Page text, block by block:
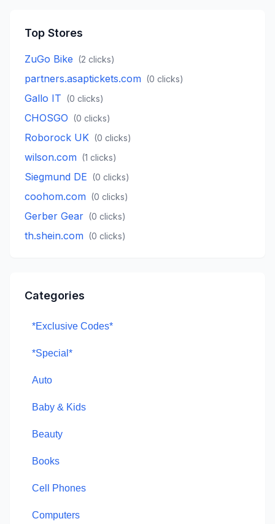
Top Stores
ZuGo Bike (2 clicks)
partners.asaptickets.com (0 clicks)
Gallo IT (0 clicks)
CHOSGO (0 clicks)
Roborock UK (0 clicks)
wilson.com (1 clicks)
Siegmund DE (0 clicks)
coohom.com (0 clicks)
Gerber Gear (0 clicks)
th.shein.com (0 clicks)
Categories
*Exclusive Codes*
*Special*
Auto
Baby & Kids
Beauty
Books
Cell Phones
Computers